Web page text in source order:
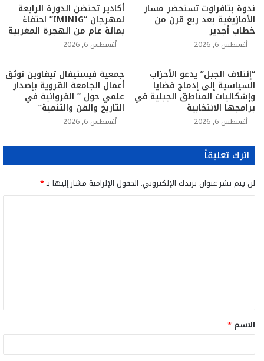
ندوة بتافراوت تستحضر مسار
الأمازيغية بعد ربع قرن من
خطاب أجدير
أغسطس 6, 2026
أكادير تحتضن الدورة الرابعة
لمهرجان “IMINIG” احتفاءً
بمائة عام من الهجرة المغربية
أغسطس 6, 2026
“إئتلاف الجبل” يدعو الأحزاب
السياسية إلى إدماج قضايا
وإشكاليات المناطق الجبلية في
برامجها الانتخابية
أغسطس 6, 2026
جمعية فيستيفال تيفاوين توثق
أعمال الجامعة القروية بإصدار
علمي حول ” القروانية في
التاريخ والفن والتنمية”
أغسطس 6, 2026
اترك تعليقاً
لن يتم نشر عنوان بريدك الإلكتروني. الحقول الإلزامية مشار إليها بـ*
ق
*
الاسم *